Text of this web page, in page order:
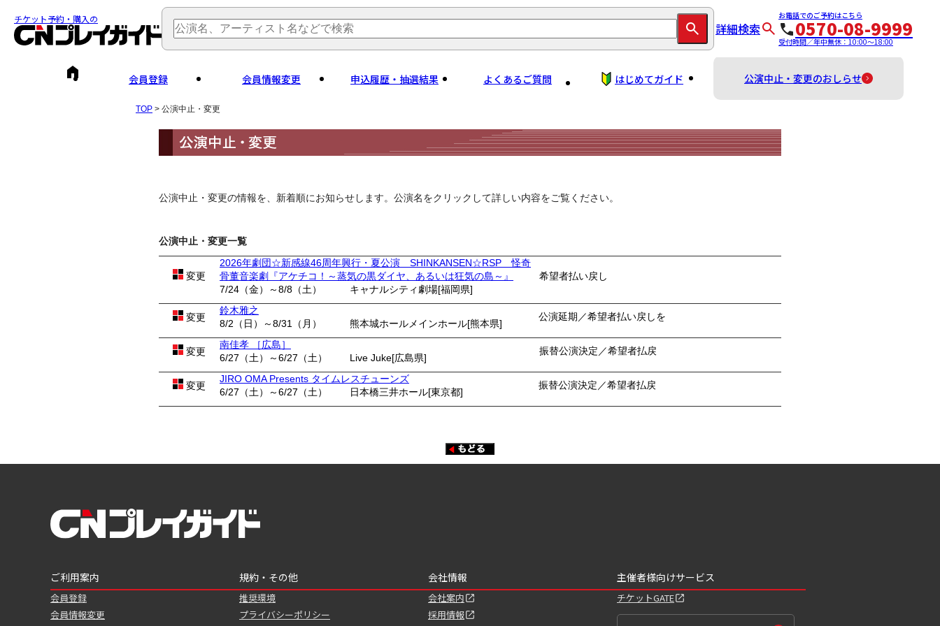
チケット予約・購入の
詳細検索
お電話でのご予約はこちら
0570-08-9999
受付時間／年中無休：10:00～18:00
会員登録 会員情報変更 申込履歴・抽選結果 よくあるご質問 はじめてガイド 公演中止・変更のおしらせ
TOP > 公演中止・変更
公演中止・変更の情報を、新着順にお知らせします。公演名をクリックして詳しい内容をご覧ください。
公演中止・変更一覧
変更
2026年劇団☆新感線46周年興行・夏公演 SHINKANSEN☆RSP 怪奇
骨董音楽劇『アケチコ！～蒸気の黒ダイヤ、あるいは狂気の島～』
希望者払い戻し
7/24（金）～8/8（土）
キャナルシティ劇場[福岡県]
変更
鈴木雅之
公演延期／希望者払い戻しを
8/2（日）～8/31（月） 熊本城ホールメインホール[熊本県]
変更
南佳孝 ［広島］
振替公演決定／希望者払戻
6/27（土）～6/27（土） Live Juke[広島県]
変更
JIRO OMA Presents タイムレスチューンズ
振替公演決定／希望者払戻
6/27（土）～6/27（土） 日本橋三井ホール[東京都]
ご利用案内
会員登録
会員情報変更
規約・その他
推奨環境
プライバシーポリシー
会社情報
会社案内
採用情報
主催者様向けサービス
チケットGATE